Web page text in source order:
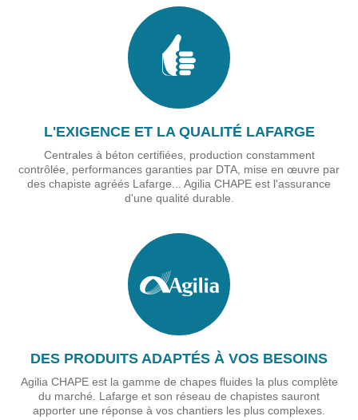
L'EXIGENCE ET LA QUALITÉ LAFARGE
Centrales à béton certifiées, production constamment
contrôlée, performances garanties par DTA, mise en œuvre par
des chapiste agréés Lafarge... Agilia CHAPE est l'assurance
d'une qualité durable.
DES PRODUITS ADAPTÉS À VOS BESOINS
Agilia CHAPE est la gamme de chapes fluides la plus complète
du marché. Lafarge et son réseau de chapistes sauront
apporter une réponse à vos chantiers les plus complexes.